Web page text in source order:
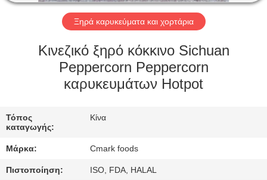
ΕΜΆΣ
ΕΠΙΣΚΈΨΕΙΣ
ΕΡΓΟΣΤΆΣΙΟ
ΈΛΕΓΧΟΣ
ΠΟΙΌΤΗΤΑΣ
Ξηρά καρυκεύματα και χορτάρια
Κινεζικό ξηρό κόκκινο Sichuan
Peppercorn Peppercorn
καρυκευμάτων Hotpot
Τόπος
καταγωγής:
Κίνα
Μάρκα: Cmark foods
Πιστοποίηση: ISO, FDA, HALAL